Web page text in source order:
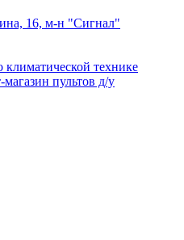
16, м-н "Сигнал"
климатической технике
пультов д/у